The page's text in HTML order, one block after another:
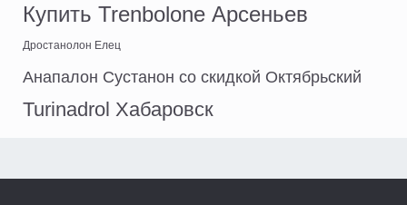
Купить Trenbolone Арсеньев
Дростанолон Елец
Анапалон Сустанон со скидкой Октябрьский
Turinadrol Хабаровск